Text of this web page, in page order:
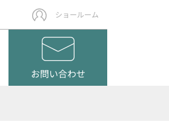
ショールーム
お問い合わせ